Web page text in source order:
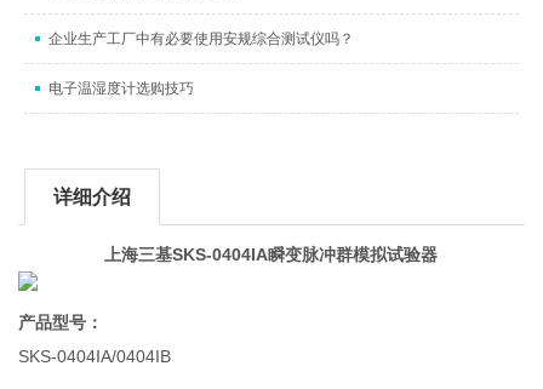
企业生产工厂中有必要使用安规综合测试仪吗？
电子温湿度计选购技巧
详细介绍
上海三基SKS-0404IA瞬变脉冲群模拟试验器
产品型号：
SKS-0404IA/0404IB